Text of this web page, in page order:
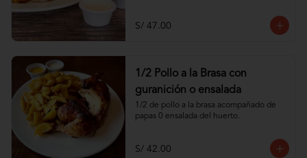
S/ 47.00
1/2 Pollo a la Brasa con
guranición o ensalada
1/2 de pollo a la brasa acompañado de
papas 0 ensalada del huerto.
S/ 42.00